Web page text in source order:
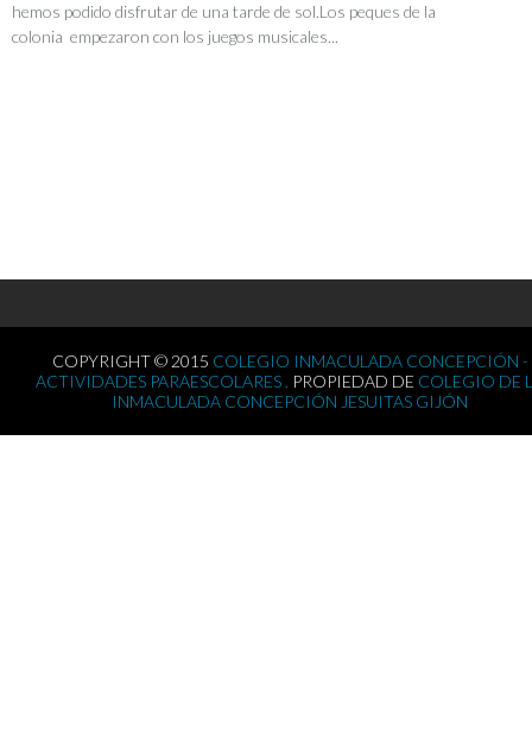
hemos podido disfrutar de una tarde de sol.Los peques de la
colonia empezaron con los juegos musicales...
COPYRIGHT © 2015 COLEGIO INMACULADA CONCEPCIÓN -
ACTIVIDADES PARAESCOLARES . PROPIEDAD DE COLEGIO DE
INMACULADA CONCEPCIÓN JESUITAS GIJÓN